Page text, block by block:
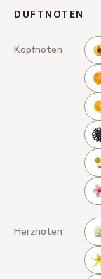
DUFTNOTEN
Kopfnoten
Herznoten